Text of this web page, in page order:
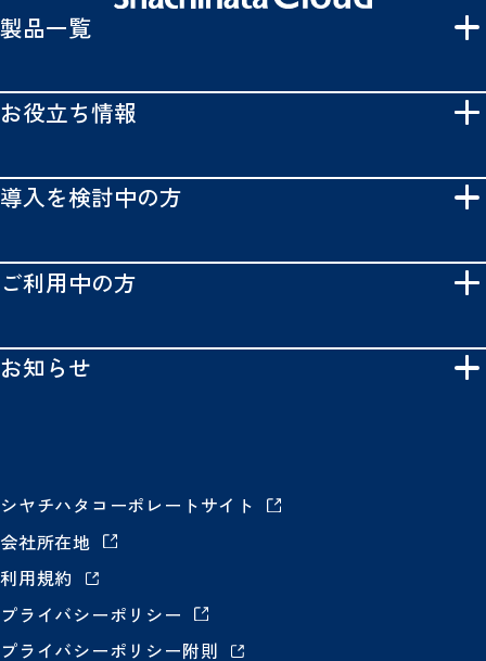
製品一覧
お役立ち情報
導入を検討中の方
ご利用中の方
お知らせ
シヤチハタコーポレートサイト
会社所在地
利用規約
プライバシーポリシー
プライバシーポリシー附則